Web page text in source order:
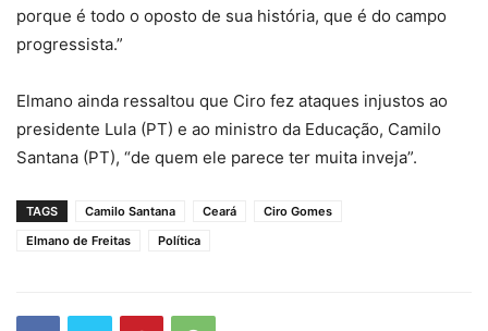
porque é todo o oposto de sua história, que é do campo
progressista.”
Elmano ainda ressaltou que Ciro fez ataques injustos ao
presidente Lula (PT) e ao ministro da Educação, Camilo
Santana (PT), “de quem ele parece ter muita inveja”.
TAGS Camilo Santana Ceará
Ciro Gomes
Elmano de Freitas
Política